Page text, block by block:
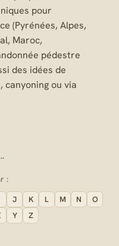
pour
(Pyrénées, Alpes,
Maroc,
pédestre
des idées de
ou via
:
J K L M N
O
Y Z